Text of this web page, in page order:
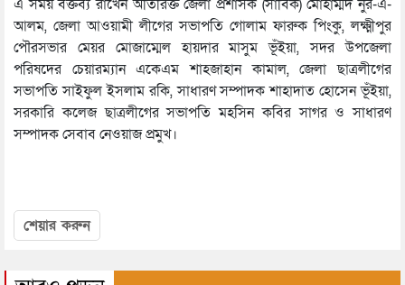
এ সময় বক্তব্য রাখেন অতিরিক্ত জেলা প্রশাসক (সার্বিক) মোহাম্মদ নুর-এ-
আলম, জেলা আওয়ামী লীগের সভাপতি গোলাম ফারুক পিংকু, লক্ষ্মীপুর
পৌরসভার মেয়র মোজাম্মেল হায়দার মাসুম ভূঁইয়া, সদর উপজেলা
পরিষদের চেয়ারম্যান একেএম শাহজাহান কামাল, জেলা ছাত্রলীগের
সভাপতি সাইফুল ইসলাম রকি, সাধারণ সম্পাদক শাহাদাত হোসেন ভূঁইয়া,
সরকারি কলেজ ছাত্রলীগের সভাপতি মহসিন কবির সাগর ও সাধারণ
সম্পাদক সেবাব নেওয়াজ প্রমুখ।
শেয়ার করুন